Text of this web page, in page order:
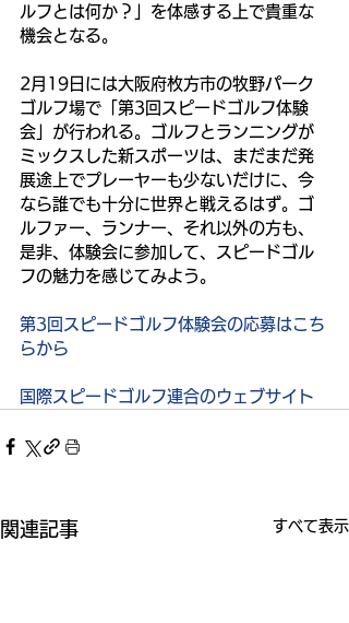
ルフとは何か？」を体感する上で貴重な
機会となる。
2月19日には大阪府枚方市の牧野パーク
ゴルフ場で「第3回スピードゴルフ体験
会」が行われる。ゴルフとランニングが
ミックスした新スポーツは、まだまだ発
展途上でプレーヤーも少ないだけに、今
なら誰でも十分に世界と戦えるはず。ゴ
ルファー、ランナー、それ以外の方も、
是非、体験会に参加して、スピードゴル
フの魅力を感じてみよう。
第3回スピードゴルフ体験会の応募はこち
らから
国際スピードゴルフ連合のウェブサイト
関連記事 すべて表示